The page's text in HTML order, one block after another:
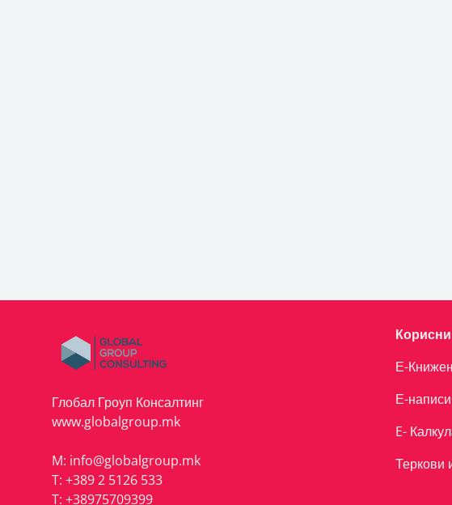
Глобал Гроуп Консалтинг
www.globalgroup.mk
M: info@globalgroup.mk
T: +389 2 5126 533
T: +38975709399
Е-
Е-написи
E-
Теркови